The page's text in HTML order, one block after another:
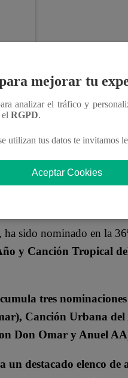
sido nominado en la
y Canción Tropical
tres
Canción Urbana del
Don Omar y Anuel
destacado elenco de
mejorar tu
analizar el tráfico y
RGPD.
utilizan tus datos te invitamos
Aceptar Cookies